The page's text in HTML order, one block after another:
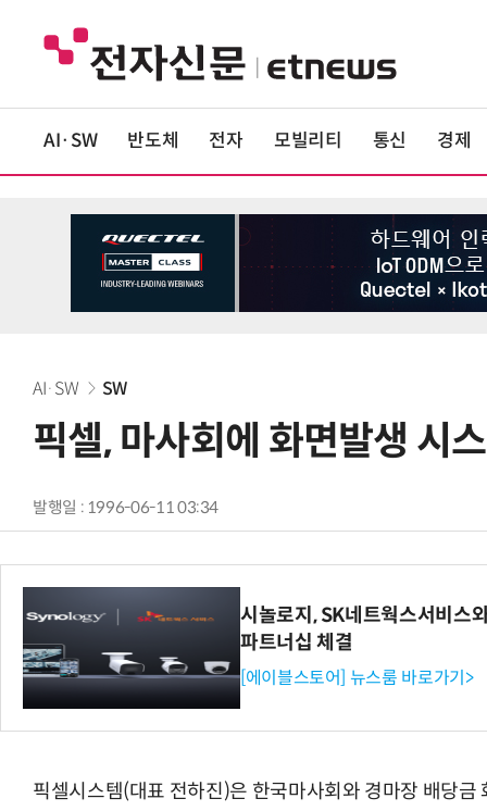
AI·SW 반도체 전자 모빌리티 통신 경제
AI·SW SW
픽셀, 마사회에 화면발생 시
발행일 : 1996-06-11 03:34
시놀로지, SK네트웍스서비스
파트너십 체결
[에이블스토어] 뉴스룸 바로가기>
픽셀시스템(대표 전하진)은 한국마사회와 경마장 배당금